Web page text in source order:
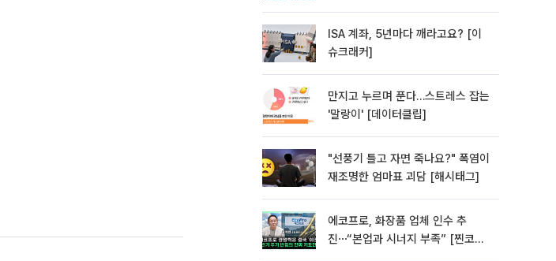
ISA 계좌, 5년마다 깨라고요? [이
슈크래커]
만지고 누르며 푼다…스트레스 잡는
'말랑이' [데이터클립]
"선풍기 틀고 자면 죽나요?" 폭염이
재조명한 엄마표 괴담 [해시태그]
에코프로, 화장품 업체 인수 추
진⋯“본업과 시너지 부족” [찐코노